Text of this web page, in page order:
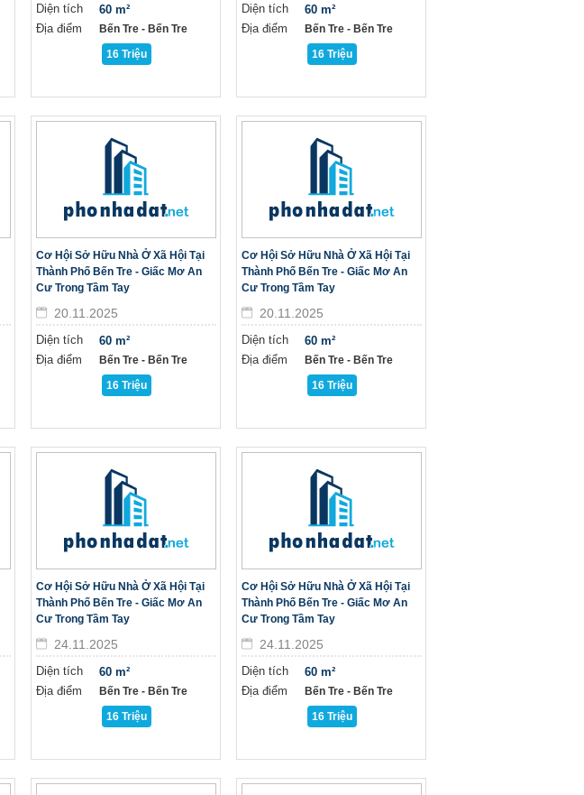
Diện tích
Địa điểm
60 m²
Bến Tre - Bến Tre
16 Triệu
Diện tích
Địa điểm
60 m²
Bến Tre - Bến Tre
16 Triệu
Cơ Hội Sở Hữu Nhà Ở Xã Hội Tại
Thành Phố Bến Tre - Giấc Mơ An
Cư Trong Tầm Tay
20.11.2025
Diện tích
Địa điểm
60 m²
Bến Tre - Bến Tre
16 Triệu
Cơ Hội Sở Hữu Nhà Ở Xã Hội Tại
Thành Phố Bến Tre - Giấc Mơ An
Cư Trong Tầm Tay
20.11.2025
Diện tích
Địa điểm
60 m²
Bến Tre - Bến Tre
16 Triệu
Cơ Hội Sở Hữu Nhà Ở Xã Hội Tại
Thành Phố Bến Tre - Giấc Mơ An
Cư Trong Tầm Tay
24.11.2025
Diện tích
Địa điểm
60 m²
Bến Tre - Bến Tre
16 Triệu
Cơ Hội Sở Hữu Nhà Ở Xã Hội Tại
Thành Phố Bến Tre - Giấc Mơ An
Cư Trong Tầm Tay
24.11.2025
Diện tích
Địa điểm
60 m²
Bến Tre - Bến Tre
16 Triệu